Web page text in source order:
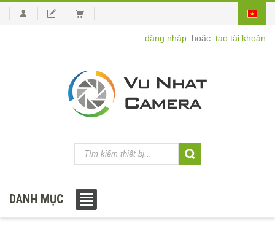
đăng nhập hoặc tạo tài khoản
DANH MỤC